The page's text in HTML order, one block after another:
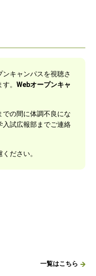
キャンパスを視聴さ
す。Webオープンキャ
の間に体調不良にな
入試広報部までご連絡
ださい。
一覧はこちら